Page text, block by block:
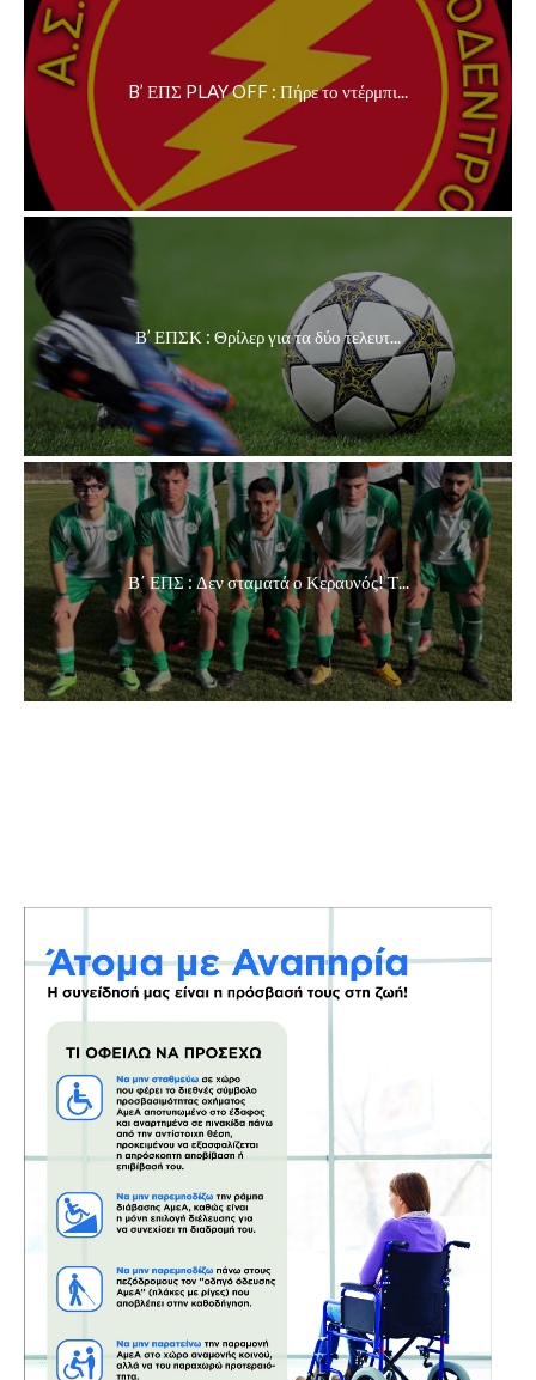
B’ ΕΠΣ PLAY OFF : Πήρε το ντέρμπι...
Β’ ΕΠΣΚ : Θρίλερ για τα δύο τελευτ...
Β΄ ΕΠΣ : Δεν σταματά ο Κεραυνός! Τ...